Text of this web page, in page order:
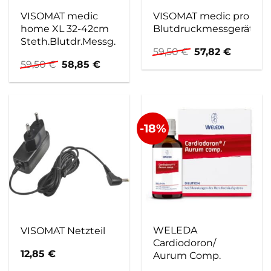
VISOMAT medic
home XL 32-42cm
Steth.Blutdr.Messg.
59,50€ Ursprünglicher
Preis
war:
58,85€Aktueller
ist:
VISOMAT medic pro
Blutdruckmessgerät
59,50€ Ursprünglicher
Preis
war:
57,82€
ist:
VISOMAT Netzteil
12,85€
-18%
WELEDA
Cardiodoron/
Aurum Comp.